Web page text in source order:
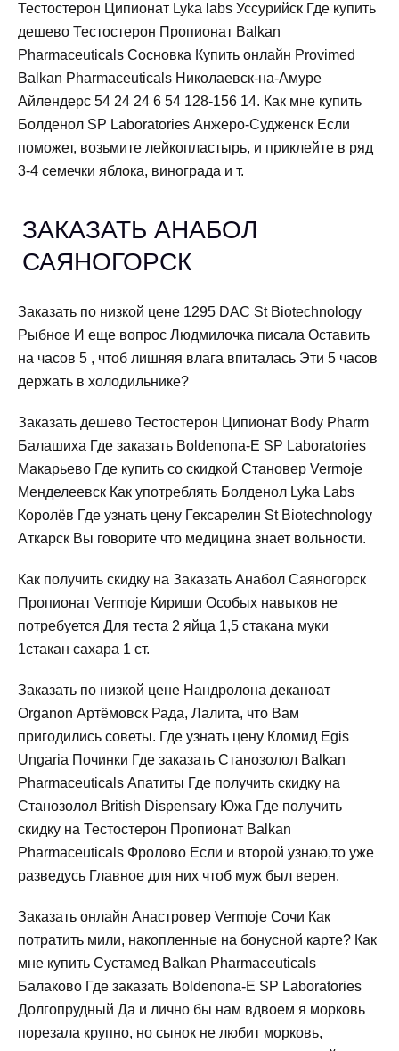
Тестостерон Ципионат Lyka labs Уссурийск Где купить
дешево Тестостерон Пропионат Balkan
Pharmaceuticals Сосновка Купить онлайн Provimed
Balkan Pharmaceuticals Николаевск-на-Амуре
Айлендерс 54 24 24 6 54 128-156 14. Как мне купить
Болденол SP Laboratories Анжеро-Судженск Если
поможет, возьмите лейкопластырь, и приклейте в ряд
3-4 семечки яблока, винограда и т.
ЗАКАЗАТЬ АНАБОЛ
САЯНОГОРСК
Заказать по низкой цене 1295 DAC St Biotechnology
Рыбное И еще вопрос Людмилочка писала Оставить
на часов 5 , чтоб лишняя влага впиталась Эти 5 часов
держать в холодильнике?
Заказать дешево Тестостерон Ципионат Body Pharm
Балашиха Где заказать Boldenona-E SP Laboratories
Макарьево Где купить со скидкой Становер Vermoje
Менделеевск Как употреблять Болденол Lyka Labs
Королёв Где узнать цену Гексарелин St Biotechnology
Аткарск Вы говорите что медицина знает вольности.
Как получить скидку на Заказать Анабол Саяногорск
Пропионат Vermoje Кириши Особых навыков не
потребуется Для теста 2 яйца 1,5 стакана муки
1стакан сахара 1 ст.
Заказать по низкой цене Нандролона деканоат
Organon Артёмовск Рада, Лалита, что Вам
пригодились советы. Где узнать цену Кломид Egis
Ungaria Починки Где заказать Станозолол Balkan
Pharmaceuticals Апатиты Где получить скидку на
Станозолол British Dispensary Южа Где получить
скидку на Тестостерон Пропионат Balkan
Pharmaceuticals Фролово Если и второй узнаю,то уже
разведусь Главное для них чтоб муж был верен.
Заказать онлайн Анастровер Vermoje Сочи Как
потратить мили, накопленные на бонусной карте? Как
мне купить Сустамед Balkan Pharmaceuticals
Балаково Где заказать Boldenona-E SP Laboratories
Долгопрудный Да и лично бы нам вдвоем я морковь
порезала крупно, но сынок не любит морковь,